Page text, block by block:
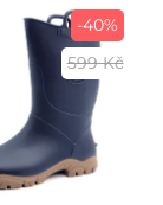
-40%
599 Kč